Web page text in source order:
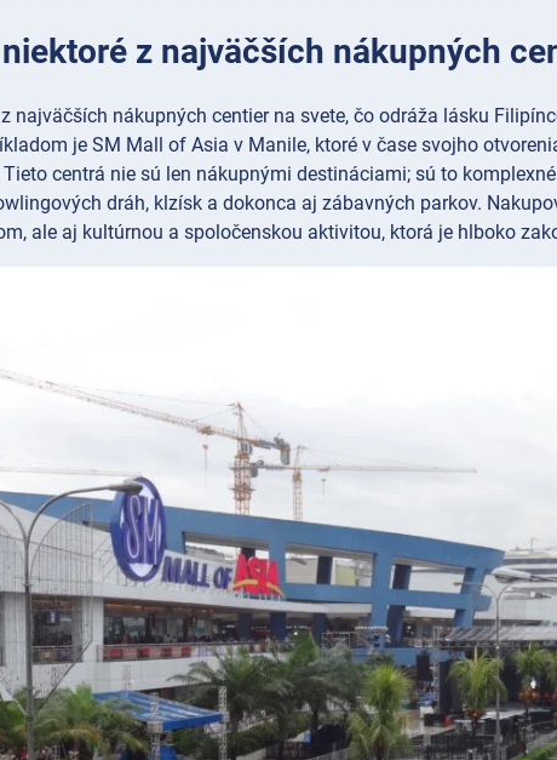
z najväčších nákupných
najväčších nákupných centier na svete, čo odráža lásku
je SM Mall of Asia v Manile, ktoré v čase svojho
centrá nie sú len nákupnými destináciami; sú to
dráh, klzísk a dokonca aj zábavných parkov.
ale aj kultúrnou a spoločenskou aktivitou, ktorá je hlboko